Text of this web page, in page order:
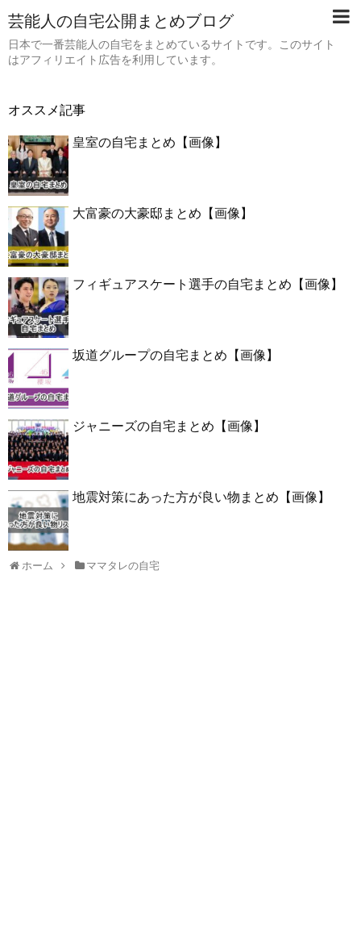
芸能人の自宅公開まとめブログ
日本で一番芸能人の自宅をまとめているサイトです。このサイト
はアフィリエイト広告を利用しています。
オススメ記事
皇室の自宅まとめ【画像】
大富豪の大豪邸まとめ【画像】
フィギュアスケート選手の自宅まとめ【画像】
坂道グループの自宅まとめ【画像】
ジャニーズの自宅まとめ【画像】
地震対策にあった方が良い物まとめ【画像】
ホーム ママタレの自宅